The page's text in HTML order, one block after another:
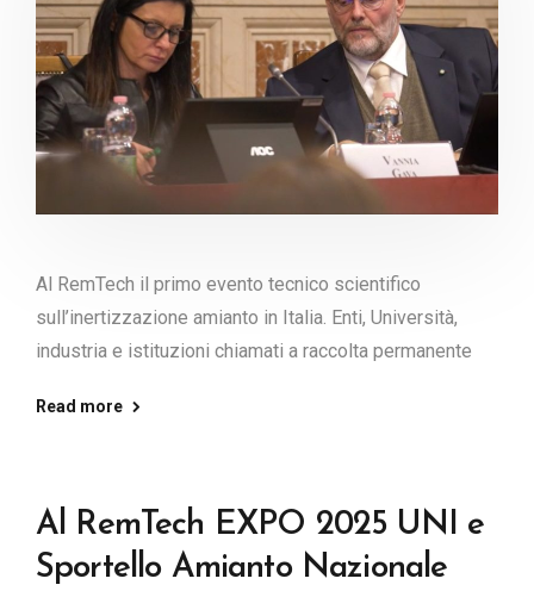
Al RemTech il primo evento tecnico scientifico
sull’inertizzazione amianto in Italia. Enti, Università,
industria e istituzioni chiamati a raccolta permanente
Read more
Al RemTech EXPO 2025 UNI e
Sportello Amianto Nazionale